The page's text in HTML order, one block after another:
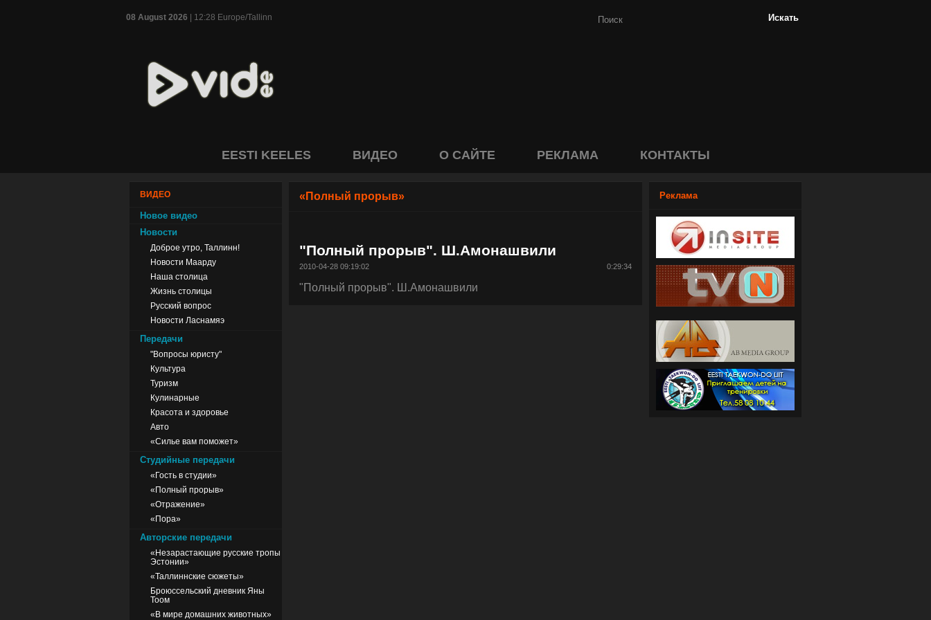
08 August 2026 | 12:28 Europe/Tallinn
EESTI KEELES ВИДЕО О САЙТЕ РЕКЛАМА КОНТАКТЫ
ВИДЕО
Новое видео
Новости
Доброе утро, Таллинн!
Новости Маарду
Наша столица
Жизнь столицы
Русский вопрос
Новости Ласнамяэ
Передачи
"Вопросы юристу"
Культура
Туризм
Кулинарные
Красота и здоровье
Авто
«Силье вам поможет»
Студийные передачи
«Гость в студии»
«Полный прорыв»
«Отражение»
«Пора»
Авторские передачи
«Незарастающие русские тропы
Эстонии»
«Таллиннские сюжеты»
Броюссельский дневник Яны
Тоом
«В мире домашних животных»
«Полный прорыв»
"Полный прорыв". Ш.Амонашвили
2010-04-28 09:19:02 0:29:34
"Полный прорыв". Ш.Амонашвили
Реклама